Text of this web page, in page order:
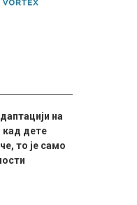
на
кад дете
то је само